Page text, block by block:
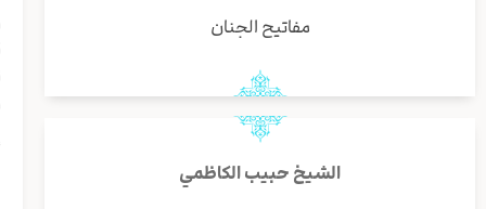
مفاتيح الجنان
الشيخ حبيب الكاظمي